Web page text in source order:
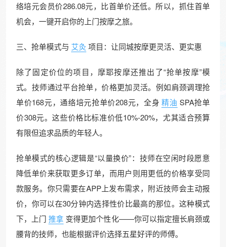
络培元会员价286.08元，比首单价还低。所以，抓住首单
机会，一键开启你的上门按摩之旅。
三、抢单模式与 艾灸 项目：让同城按摩更灵活、更实惠
除了固定价位的项目，摩耶按摩还推出了“抢单按摩”模
式。技师通过平台抢单，价格更加灵活。例如肩颈调理抢
单价168元，通络培元抢单价208元，全身 精油 SPA抢单
价308元。这些价格比标准价低10%-20%，尤其适合预算
有限但追求品质的年轻人。
抢单模式的核心逻辑是“以量换价”：技师在空闲时段愿意
降低单价来获取更多订单，而用户则用更低的价格享受同
款服务。你只需要在APP上发布需求，附近技师会主动报
价，你可以在30分钟内选择性价比最高的那位。这种模式
下，上门 推拿 变得更加个性化——你可以指定擅长肩颈或
腰背的技师，也能根据评价选择五星好评的师傅。